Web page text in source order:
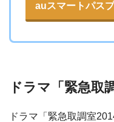
auスマートパス
ドラマ「緊急取
ドラマ「緊急取調室